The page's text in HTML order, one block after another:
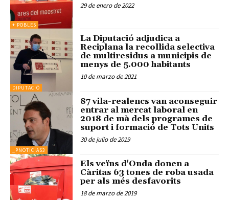
+ POBLES
29 de enero de 2022
DIPUTACIÓ
La Diputació adjudica a
Reciplana la recollida selectiva
de multiresidus a municipis de
menys de 5.000 habitants
10 de marzo de 2021
_PNOTICIAS3
87 vila-realencs van aconseguir
entrar al mercat laboral en
2018 de mà dels programes de
suport i formació de Tots Units
30 de julio de 2019
Els veïns d'Onda donen a
Càritas 63 tones de roba usada
per als més desfavorits
18 de marzo de 2019